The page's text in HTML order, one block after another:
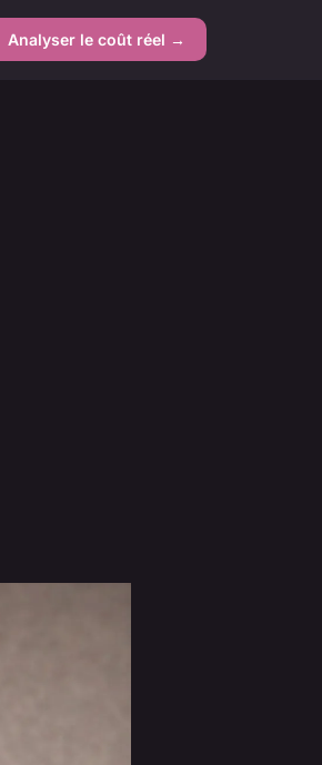
Analyser le coût réel →